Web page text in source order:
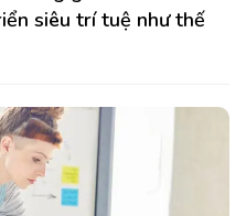
siêu trí tuệ như thế